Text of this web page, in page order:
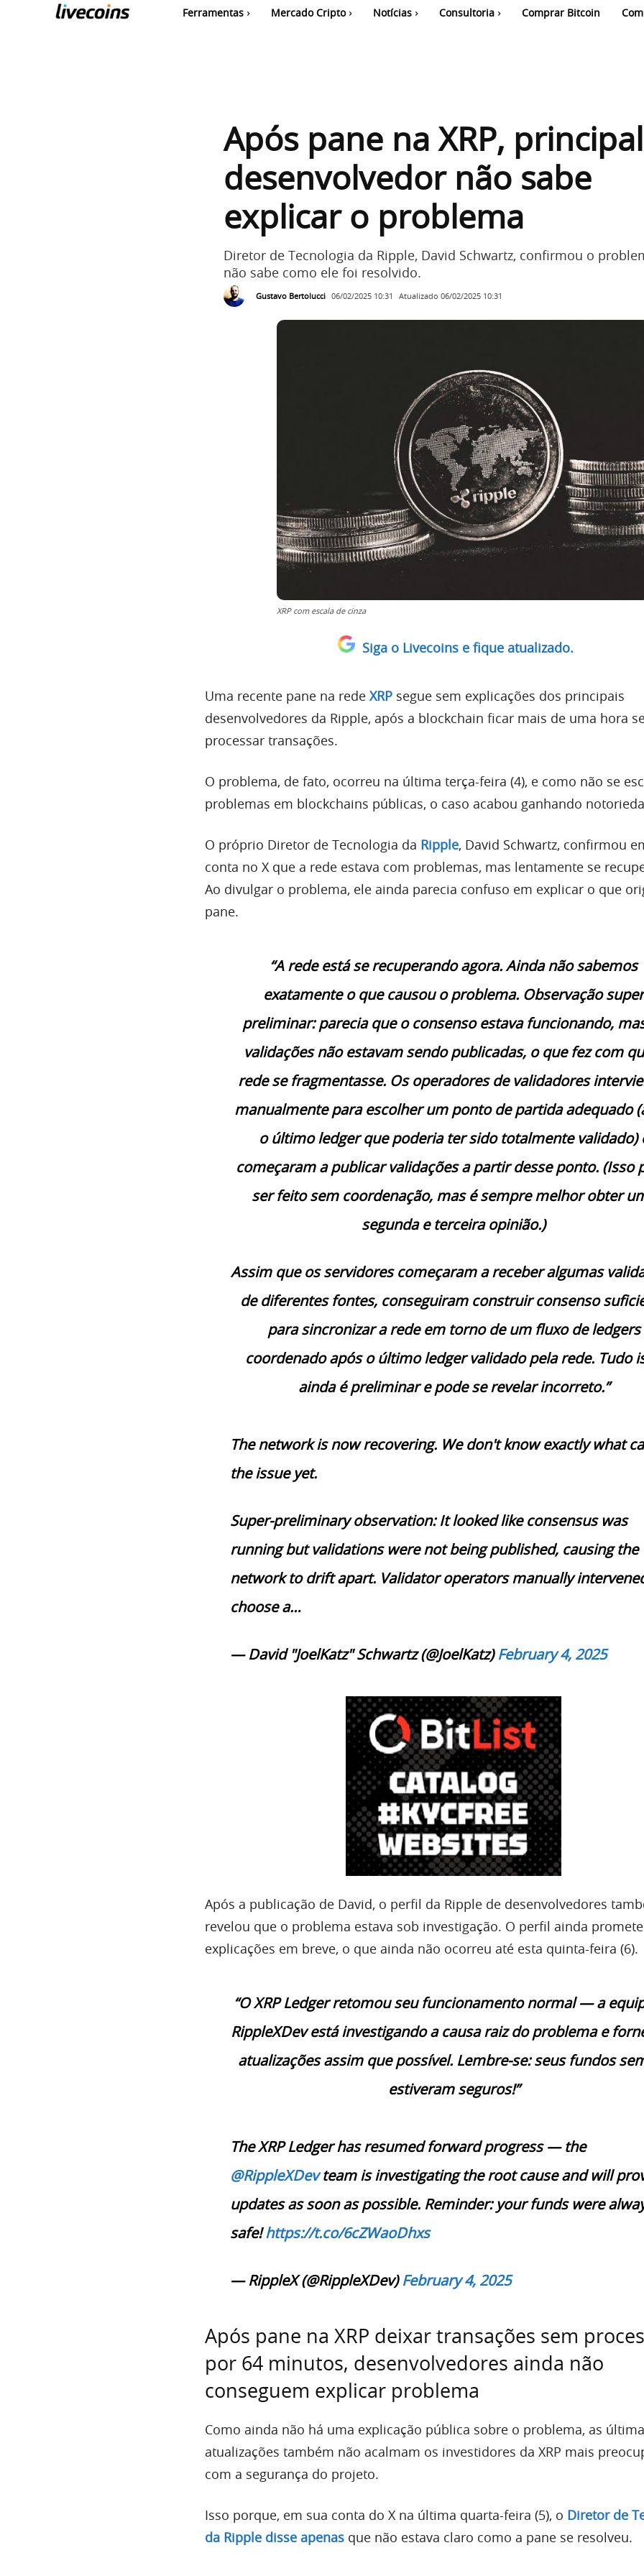
Ferramentas Mercado Cripto Notícias Consultoria Comprar Bitcoin
Após pane na XRP, principal
desenvolvedor não sabe
explicar o problema
Diretor de Tecnologia da Ripple, David Schwartz, confirmou o
não sabe como ele foi resolvido.
Gustavo Bertolucci 06/02/2025 10:31 Atualizado 06/02/2025 10:31
XRP com escala de cinza
Siga o Livecoins e fique atualizado.
Uma recente pane na rede XRP segue sem explicações dos principais
desenvolvedores da Ripple, após a blockchain ficar mais de uma hora
processar transações.
O problema, de fato, ocorreu na última terça-feira (4), e como não se
problemas em blockchains públicas, o caso acabou ganhando
O próprio Diretor de Tecnologia da Ripple, David Schwartz, confirmou
conta no X que a rede estava com problemas, mas lentamente se
Ao divulgar o problema, ele ainda parecia confuso em explicar o que
pane.
“A rede está se recuperando agora. Ainda não sabemos
exatamente o que causou o problema. Observação super
preliminar: parecia que o consenso estava funcionando,
validações não estavam sendo publicadas, o que fez com
rede se fragmentasse. Os operadores de validadores
manualmente para escolher um ponto de partida adequado
o último ledger que poderia ter sido totalmente validado)
começaram a publicar validações a partir desse ponto. (Isso
ser feito sem coordenação, mas é sempre melhor obter
segunda e terceira opinião.)
Assim que os servidores começaram a receber algumas
de diferentes fontes, conseguiram construir consenso
para sincronizar a rede em torno de um fluxo de ledgers
coordenado após o último ledger validado pela rede. Tudo
ainda é preliminar e pode se revelar incorreto.”
The network is now recovering. We don't know exactly what
the issue yet.
Super-preliminary observation: It looked like consensus was
running but validations were not being published, causing the
network to drift apart. Validator operators manually
choose a…
— David "JoelKatz" Schwartz (@JoelKatz)February 4, 2025
Após a publicação de David, o perfil da Ripple de desenvolvedores
revelou que o problema estava sob investigação. O perfil ainda
explicações em breve, o que ainda não ocorreu até esta quinta-feira (6).
“O XRP Ledger retomou seu funcionamento normal — a
RippleXDev está investigando a causa raiz do problema e
atualizações assim que possível. Lembre-se: seus fundos
estiveram seguros!”
The XRP Ledger has resumed forward progress — the
@RippleXDevteam is investigating the root cause and will
updates as soon as possible. Reminder: your funds were
safe!https://t.co/6cZWaoDhxs
— RippleX (@RippleXDev)February 4, 2025
Após pane na XRP deixar transações sem
por 64 minutos, desenvolvedores ainda não
conseguem explicar problema
Como ainda não há uma explicação pública sobre o problema, as
atualizações também não acalmam os investidores da XRP mais
com a segurança do projeto.
Isso porque, em sua conta do X na última quarta-feira (5), o Diretor de
da Ripple disse apenas que não estava claro como a pane se resolveu.